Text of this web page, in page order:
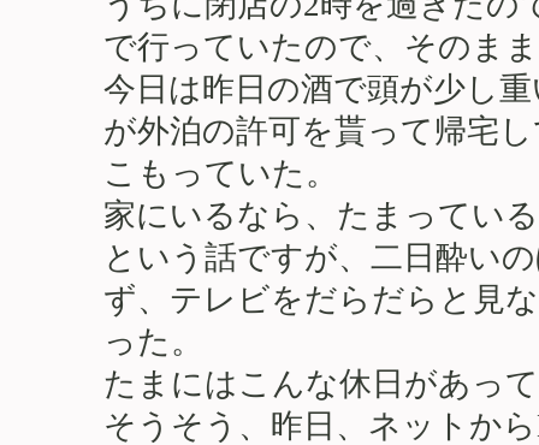
で行っていたので、そのま
今日は昨日の酒で頭が少し
が外泊の許可を貰って帰宅
こもっていた。
家にいるなら、たまってい
という話ですが、二日酔い
ず、テレビをだらだらと見
った。
たまにはこんな休日があっ
そうそう、昨日、ネットか